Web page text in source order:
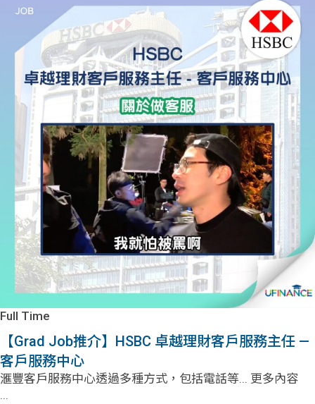
Full Time
【Grad Job推介】HSBC 卓越理財客戶服務主任 —
客戶服務中心
滙豐客戶服務中心透過多種方式，包括電話等... 更多內容
...